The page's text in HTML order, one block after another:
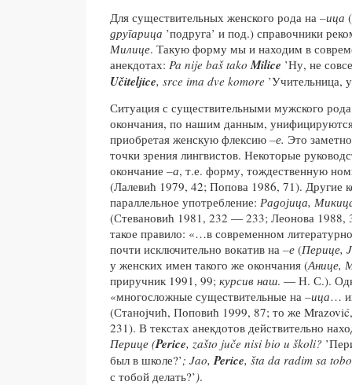
Для существительных женского рода на –ица (
другарица ’подруга’ и под.) справочники
Милице. Такую форму мы и находим в
анекдотах: Pa nije baš tako Milice ’Ну, не
Učiteljice, srce ima dve komore ’Учительница,
Ситуация с существительными мужского
окончания, по нашим данным,
приобретая женскую флексию ­–е. Это
точки зрения лингвистов. Некоторые
окончание ­ –а, т.е. форму, тождественную
(Лалевић 1979, 42; Попова 1986, 71). Другие
параллельное употребление: Радојица,
(Стевановић 1981, 232 — 233; Леонова
такое правило: «…в современном
почти исключительно вокатив на –е (Перице,
у женских имен такого же окончания (Анице,
приручник 1991, 99; курсив наш. — Н. С.).
«многосложные существительные на –ица…
(Станојчић, Поповић 1999, 87; то же
231). В текстах анекдотов действительно
Перице (Perice, zašto juče nisi bio u školi?
был в школе?’; Jao, Perice, šta da radim sa
с тобой делать?’).